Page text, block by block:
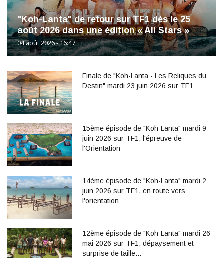
"Koh-Lanta" de retour sur TF1 dès le 25
août 2026 dans une édition « All Stars »
04 août 2026 - 16:47
Finale de "Koh-Lanta - Les Reliques du
Destin" mardi 23 juin 2026 sur TF1
15ème épisode de "Koh-Lanta" mardi 9
juin 2026 sur TF1, l'épreuve de
l'Orientation
14ème épisode de "Koh-Lanta" mardi 2
juin 2026 sur TF1, en route vers
l'orientation
12ème épisode de "Koh-Lanta" mardi 26
mai 2026 sur TF1, dépaysement et
surprise de taille...